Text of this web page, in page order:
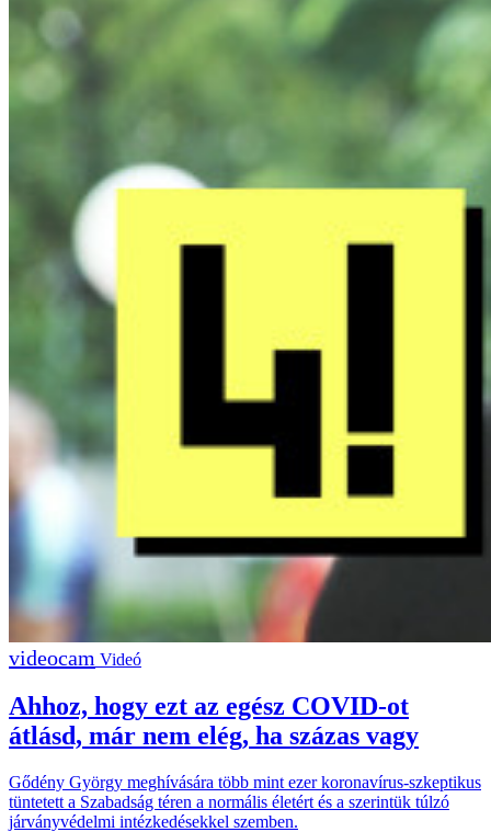
Videó
Ahhoz, hogy ezt az egész COVID-ot
átlásd, már nem elég, ha százas vagy
Gődény György meghívására több mint ezer koronavírus-szkeptikus
tüntetett a Szabadság téren a normális életért és a szerintük túlzó
járványvédelmi intézkedésekkel szemben.